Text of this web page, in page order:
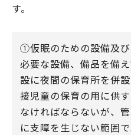
す。
①仮眠のための設備及
必要な設備、備品を備
設に夜間の保育所を併
接児童の保育の用に供
なければならないが、
に支障を生じない範囲